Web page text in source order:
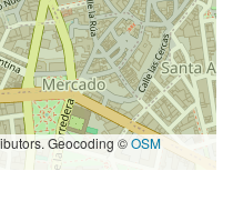
Geocoding ©OSM